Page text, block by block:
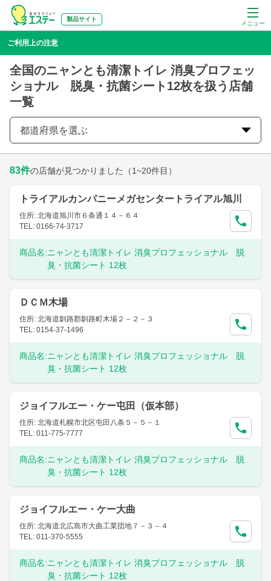
メニュー
製品サイト
ご利用上の注意
全国のニャンとも清潔トイレ 消臭プロフェッ
ショナル 脱臭・抗菌シート12枚を扱う店舗
一覧
都道府県を選ぶ
83件の店舗が見つかりました （1~20件目）
トライアルカンパニーメガセンタートライアル旭川
住所: 北海道旭川市６条通１４－６４
TEL: 0166-74-3717
商品名:ニャンとも清潔トイレ 消臭プロフェッショナル 脱
臭・抗菌シート 12枚
ＤＣＭ木場
住所: 北海道釧路郡釧路町木場２－２－３
TEL: 0154-37-1496
商品名:ニャンとも清潔トイレ 消臭プロフェッショナル 脱
臭・抗菌シート 12枚
ジョイフルエー・ケー屯田（仮本部）
住所: 北海道札幌市北区屯田八条５－５－１
TEL: 011-775-7777
商品名:ニャンとも清潔トイレ 消臭プロフェッショナル 脱
臭・抗菌シート 12枚
ジョイフルエー・ケー大曲
住所: 北海道北広島市大曲工業団地７－３－４
TEL: 011-370-5555
商品名:ニャンとも清潔トイレ 消臭プロフェッショナル 脱
臭・抗菌シート 12枚